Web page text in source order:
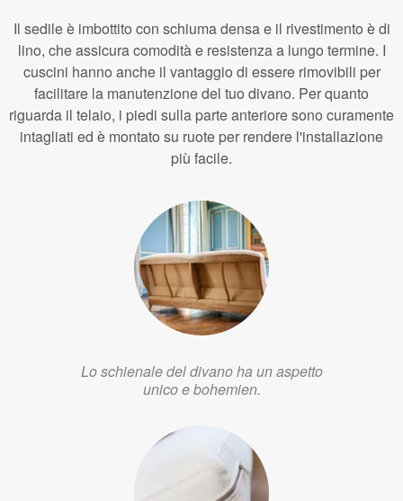
Il sedile è imbottito con schiuma densa e il rivestimento è di
lino, che assicura comodità e resistenza a lungo termine. I
cuscini hanno anche il vantaggio di essere rimovibili per
facilitare la manutenzione del tuo divano. Per quanto
riguarda il telaio, i piedi sulla parte anteriore sono curamente
intagliati ed è montato su ruote per rendere l'installazione
più facile.
Lo schienale del divano ha un aspetto
unico e bohemien.